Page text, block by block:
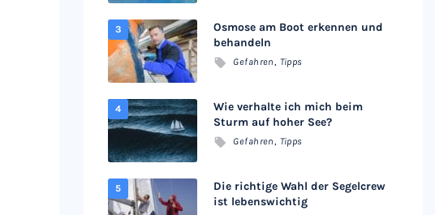
Osmose am Boot erkennen und
behandeln
Gefahren, Tipps
Wie verhalte ich mich beim
Sturm auf hoher See?
Gefahren, Tipps
Die richtige Wahl der Segelcrew
ist lebenswichtig